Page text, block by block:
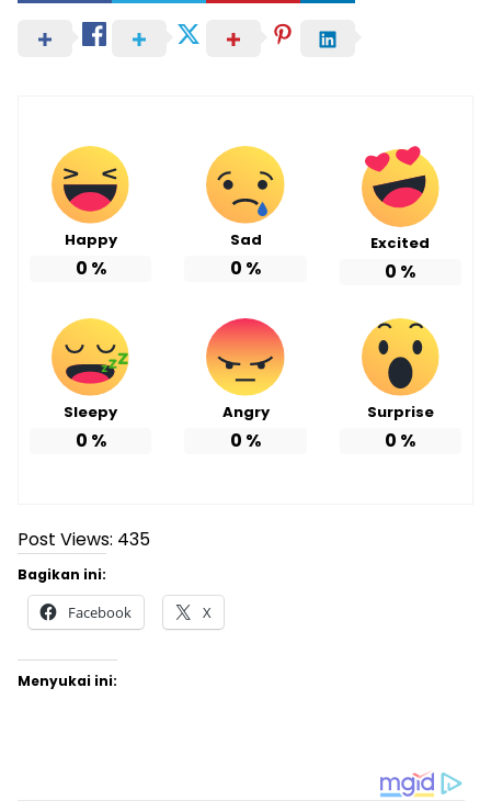
Happy
0 %
Sad
0 %
Excited
0 %
Sleepy
0 %
Angry
0 %
Surprise
0 %
Post Views: 435
Bagikan ini:
Facebook X
Menyukai ini: